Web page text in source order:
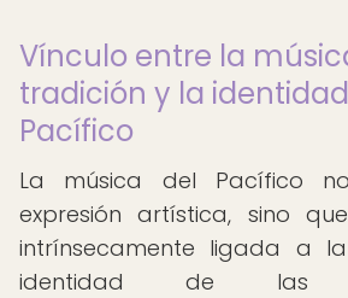
Vínculo entre la
tradición y la
Pacífico
La música del Pacífico
expresión artística, sino
intrínsecamente ligada a
identidad de las